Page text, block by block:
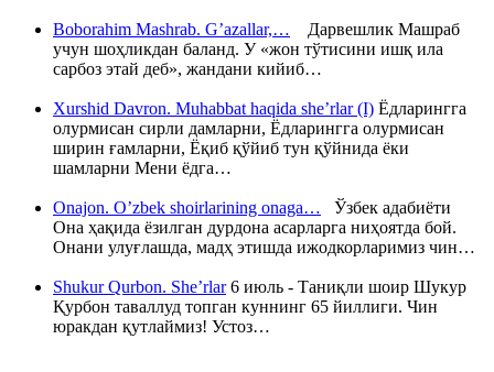
Boborahim Mashrab. G’azallar,… Дарвешлик Машраб
учун шоҳликдан баланд. У «жон тўтисини ишқ ила
сарбоз этай деб», жандани кийиб…
Xurshid Davron. Muhabbat haqida she’rlar (I) Ёдларингга
олурмисан сирли дамларни, Ёдларингга олурмисан
ширин ғамларни, Ёқиб қўйиб тун қўйнида ёки
шамларни Мени ёдга…
Onajon. O’zbek shoirlarining onaga… Ўзбек адабиёти
Она ҳақида ёзилган дурдона асарларга ниҳоятда бой.
Онани улуғлашда, мадҳ этишда ижодкорларимиз чин…
Shukur Qurbon. She’rlar6 июль - Таниқли шоир Шукур
Қурбон таваллуд топган куннинг 65 йиллиги. Чин
юракдан қутлаймиз! Устоз…